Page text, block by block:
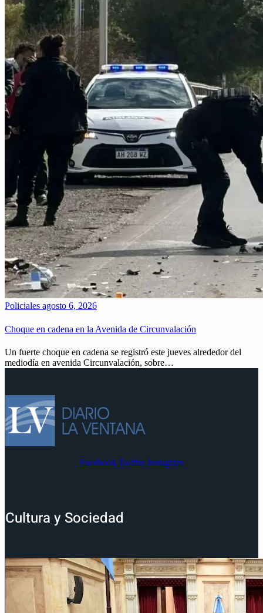
Policiales agosto 6, 2026
Choque en cadena en la Avenida de Circunvalación
Un fuerte choque en cadena se registró este jueves alrededor del
mediodía en avenida Circunvalación, sobre…
Facebook Twitter Instagram
Cultura y Sociedad